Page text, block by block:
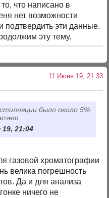
что написано в
нет возможности
подтвердить эти данные.
эту тему.
11 Июня 19, 21:33
было около 5%
21:04
газовой хроматографии
велика погрешность
Да и для анализа
ничего не